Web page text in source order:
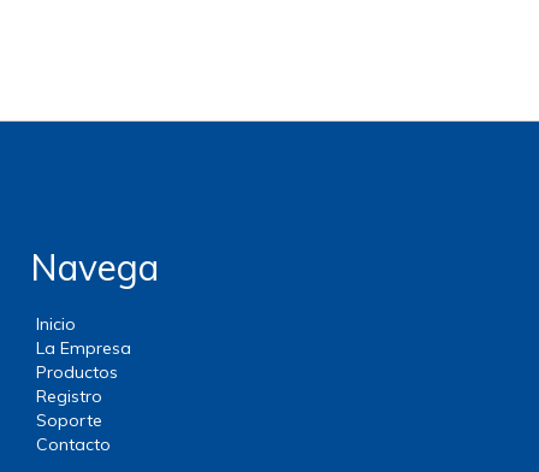
Navega
Inicio
La Empresa
Productos
Registro
Soporte
Contacto